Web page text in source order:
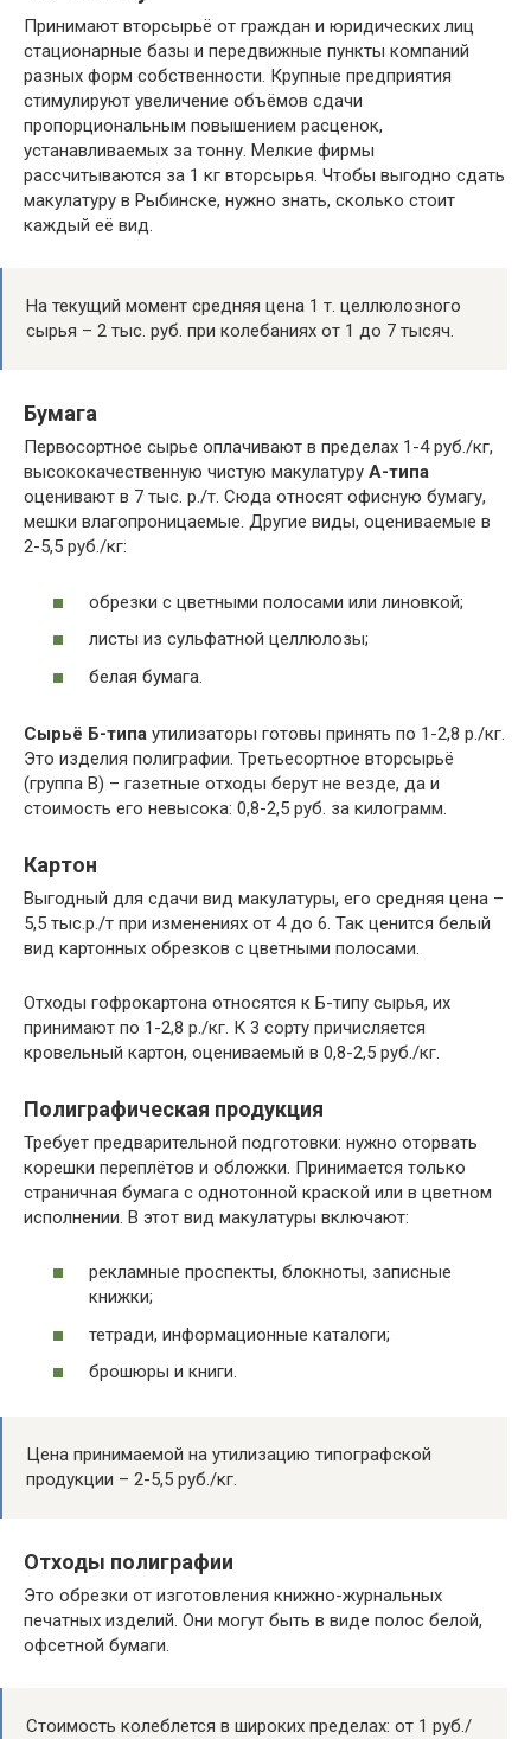
Принимают вторсырьё от граждан и юридических лиц
стационарные базы и передвижные пункты компаний
разных форм собственности. Крупные предприятия
стимулируют увеличение объёмов сдачи
пропорциональным повышением расценок,
устанавливаемых за тонну. Мелкие фирмы
рассчитываются за 1 кг вторсырья. Чтобы выгодно сдать
макулатуру в Рыбинске, нужно знать, сколько стоит
каждый её вид.
На текущий момент средняя цена 1 т. целлюлозного
сырья – 2 тыс. руб. при колебаниях от 1 до 7 тысяч.
Бумага
Первосортное сырье оплачивают в пределах 1-4 руб./кг,
высококачественную чистую макулатуру А-типа
оценивают в 7 тыс. р./т. Сюда относят офисную бумагу,
мешки влагопроницаемые. Другие виды, оцениваемые в
2-5,5 руб./кг:
обрезки с цветными полосами или линовкой;
листы из сульфатной целлюлозы;
белая бумага.
Сырьё Б-типа утилизаторы готовы принять по 1-2,8 р./кг.
Это изделия полиграфии. Третьесортное вторсырьё
(группа В) – газетные отходы берут не везде, да и
стоимость его невысока: 0,8-2,5 руб. за килограмм.
Картон
Выгодный для сдачи вид макулатуры, его средняя цена –
5,5 тыс.р./т при изменениях от 4 до 6. Так ценится белый
вид картонных обрезков с цветными полосами.
Отходы гофрокартона относятся к Б-типу сырья, их
принимают по 1-2,8 р./кг. К 3 сорту причисляется
кровельный картон, оцениваемый в 0,8-2,5 руб./кг.
Полиграфическая продукция
Требует предварительной подготовки: нужно оторвать
корешки переплётов и обложки. Принимается только
страничная бумага с однотонной краской или в цветном
исполнении. В этот вид макулатуры включают:
рекламные проспекты, блокноты, записные
книжки;
тетради, информационные каталоги;
брошюры и книги.
Цена принимаемой на утилизацию типографской
продукции – 2-5,5 руб./кг.
Отходы полиграфии
Это обрезки от изготовления книжно-журнальных
печатных изделий. Они могут быть в виде полос белой,
офсетной бумаги.
Стоимость колеблется в широких пределах: от 1 руб./